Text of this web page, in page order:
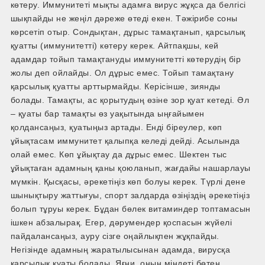
көтеру. Иммунитеті мықты адамға вирус жұқса да белгісі
шықпайды не жеңіл дәреже өтеді екен. Тәжірибе соны
көрсетіп отыр. Сондықтан, дұрыс тамақтанып, қарсылық
қуатты (иммунитетті) көтеру керек. Айтпақшы, кей
адамдар тойып тамақтануды иммунитетті көтерудің бір
жолы деп ойлайды. Ол дұрыс емес. Тойып тамақтану
қарсылық қуатты арттырмайды. Керісінше, зиянды
болады. Тамақты, ас қорытудың өзіне зор қуат кетеді. Әл
– қуаты бар тамақты өз уақытында ыңғайымен
қолдансаңыз, қуатыңыз артады. Енді біреулер, көп
ұйықтасам иммунитет қалыпқа келеді дейді. Асылында
олай емес. Көп ұйықтау да дұрыс емес. Шектен тыс
ұйықтаған адамның қаны қоюланып, жағдайы нашарлауы
мүмкін. Қысқасы, әрекетіңіз көп болуы керек. Түрлі дене
шынықтыру жаттығуы, спорт залдарда өзіңіздің әрекетіңіз
болып тұруы керек. Бұдан бөлек витаминдер топтамасын
ішкен абзалырақ. Егер, дәрумендер қоспасын жүйелі
пайдалансаңыз, ауру сізге оңайлықпен жұқпайды.
Негізінде адамның жаратылысынан адамда, вирусқа